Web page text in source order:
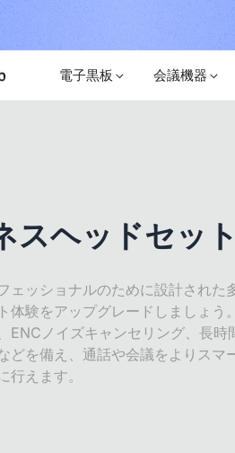
電子黒板 会議機器
スヘッドセット
ェッショナルのために設計された
体験をアップグレードしましょう
ENCノイズキャンセリング、長時
どを備え、通話や会議をよりスマ
行えます。